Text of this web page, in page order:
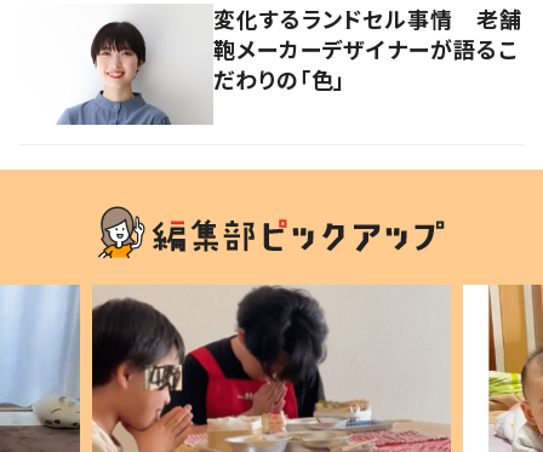
変化するランドセル事情 老舗
鞄メーカーデザイナーが語るこ
だわりの「色」